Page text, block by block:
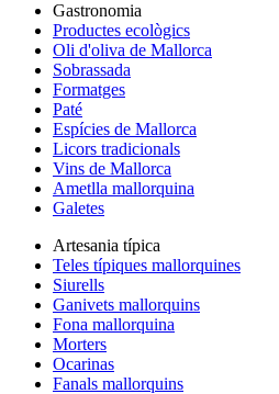
Gastronomia
Productes ecològics
Oli d'oliva de Mallorca
Sobrassada
Formatges
Paté
Espícies de Mallorca
Licors tradicionals
Vins de Mallorca
Ametlla mallorquina
Galetes
Artesania típica
Teles típiques mallorquines
Siurells
Ganivets mallorquins
Fona mallorquina
Morters
Ocarinas
Fanals mallorquins